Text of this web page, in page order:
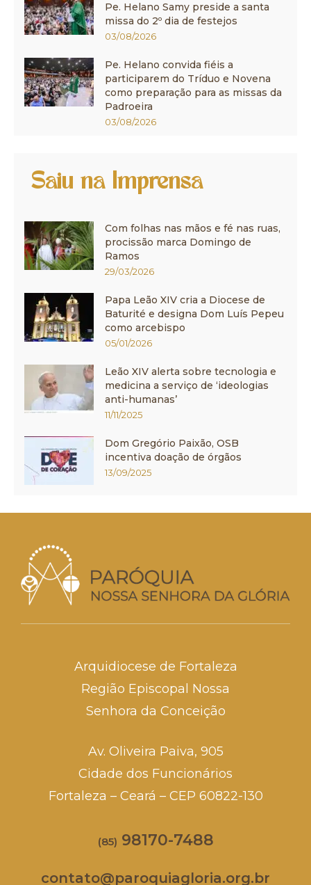
Pe. Helano Samy preside a santa
missa do 2º dia de festejos
03/08/2026
Pe. Helano convida fiéis a
participarem do Tríduo e Novena
como preparação para as missas da
Padroeira
03/08/2026
Saiu na Imprensa
Com folhas nas mãos e fé nas ruas,
procissão marca Domingo de
Ramos
29/03/2026
Papa Leão XIV cria a Diocese de
Baturité e designa Dom Luís Pepeu
como arcebispo
05/01/2026
Leão XIV alerta sobre tecnologia e
medicina a serviço de ‘ideologias
anti-humanas’
11/11/2025
Dom Gregório Paixão, OSB
incentiva doação de órgãos
13/09/2025
Arquidiocese de Fortaleza
Região Episcopal Nossa
Senhora da Conceição
Av. Oliveira Paiva, 905
Cidade dos Funcionários
Fortaleza – Ceará – CEP 60822-130
(85) 98170-7488
contato@paroquiagloria.org.br